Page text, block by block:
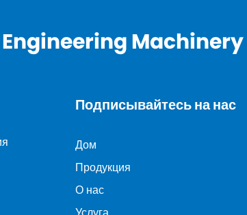
Machinery
Подписывайтесь на нас
Дом
Продукция
О нас